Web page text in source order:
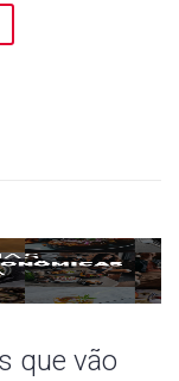
que vão